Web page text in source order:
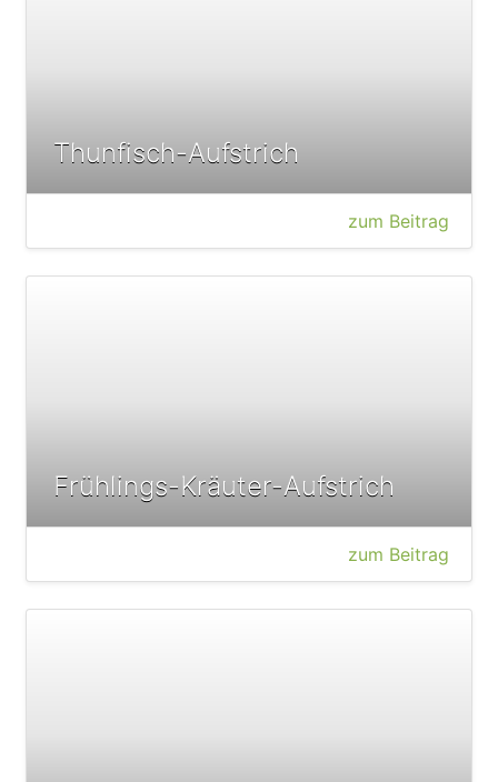
Thunfisch-Aufstrich
zum Beitrag
Frühlings-Kräuter-Aufstrich
zum Beitrag